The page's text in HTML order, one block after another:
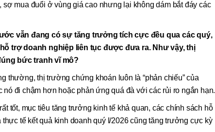
sợ mua đuổi ở vùng giá cao nhưng lại không dám bắt đáy các
vẫn đang có sự tăng trưởng tích cực đều qua các quý,
trợ doanh nghiệp liên tục được đưa ra. Như vậy, thị
bức tranh vĩ mô?
thường, thị trường chứng khoán luôn là “phản chiếu” của
đi chậm hơn hoặc phản ứng quá đà với các rủi ro ngắn hạn.
tốt, mục tiêu tăng trưởng kinh tế khả quan, các chính sách hỗ
tế kết quả kinh doanh quý I/2026 cũng tăng trưởng cực kỳ